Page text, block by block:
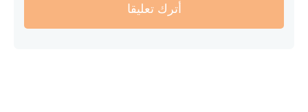
أترك تعليقا